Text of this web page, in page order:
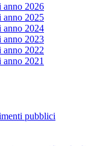
anno 2026
anno 2025
anno 2024
anno 2023
anno 2022
2021
pubblici